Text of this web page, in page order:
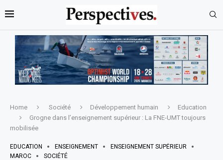
Home Société Développement humain
Education
Grogne dans l’enseignement supérieur : La FNE-UMT toujours
mobilisée
EDUCATION ENSEIGNEMENT
ENSEIGNEMENT SUPÉRIEUR
MAROC
SOCIÉTÉ